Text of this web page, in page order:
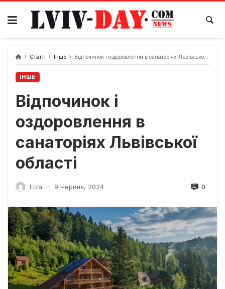
Skip
content
Статті Інше Відпочинок і оздоровлення в санаторіях Львівської області
ІНШЕ
Відпочинок і
оздоровлення в
санаторіях Львівської
області
Liza — 9 Червня, 2024 0